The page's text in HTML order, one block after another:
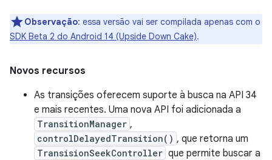
Observação: essa versão vai ser compilada apenas com o
SDK Beta 2 do Android 14 (Upside Down Cake).
Novos recursos
As transições oferecem suporte à busca na API 34
e mais recentes. Uma nova API foi adicionada a
TransitionManager ,
controlDelayedTransition() , que retorna um
TransisionSeekController que permite buscar a